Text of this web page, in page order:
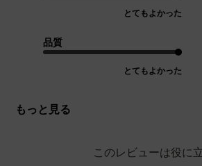
とてもよかった
品質
とてもよかった
もっと見る
このレビューは役に